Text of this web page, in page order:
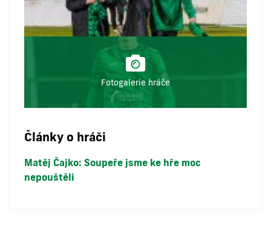
Fotogalerie hráče
Články o hráči
Matěj Čajko: Soupeře jsme ke hře moc
nepouštěli